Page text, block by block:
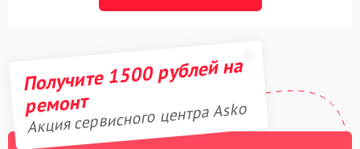
Получите 1500 рублей на
ремонт
Акция сервисного центра Asko